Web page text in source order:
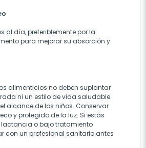
al día, preferiblemente por la
para mejorar su absorción y
alimenticios no deben suplantar
ni un estilo de vida saludable.
alcance de los niños. Conservar
y protegido de la luz. Si estás
o bajo tratamiento
con un profesional sanitario antes